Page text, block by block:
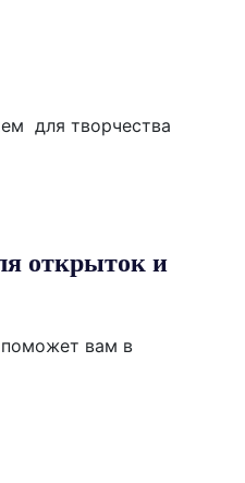
для творчества
открыток и
вам в